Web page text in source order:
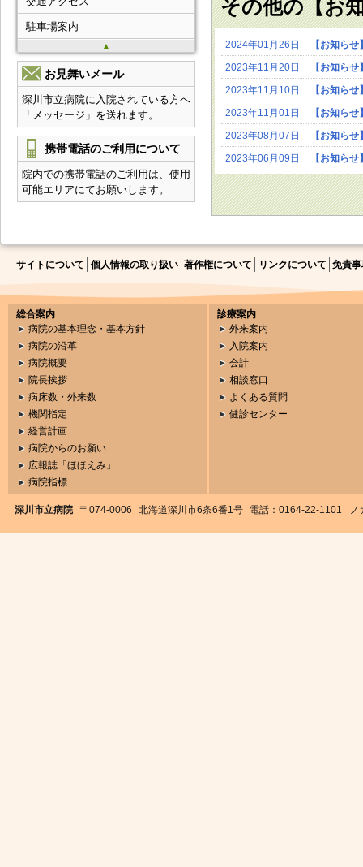
その他の【お
2024年01月26日 【お知らせ
2023年11月20日 【お知らせ
2023年11月10日 【お知らせ
2023年11月01日 【お知らせ
2023年08月07日 【お知らせ
2023年06月09日 【お知らせ
▲
駐車場案内
お見舞いメール
深川市立病院に入院されている方へ
「メッセージ」を送れます。
携帯電話のご利用について
院内での携帯電話のご利用は、使用
可能エリアにてお願いします。
サイトについて 個人情報の取り扱い 著作権について リンクについて 免責
総合案内
病院の基本理念・基本方針
病院の沿革
病院概要
院長挨拶
病床数・外来数
機関指定
経営計画
病院からのお願い
広報誌「ほほえみ」
病院指標
診療案内
外来案内
入院案内
会計
相談窓口
よくある質問
健診センター
深川市立病院 〒074-0006 北海道深川市6条6番1号 電話：0164-22-1101 フ